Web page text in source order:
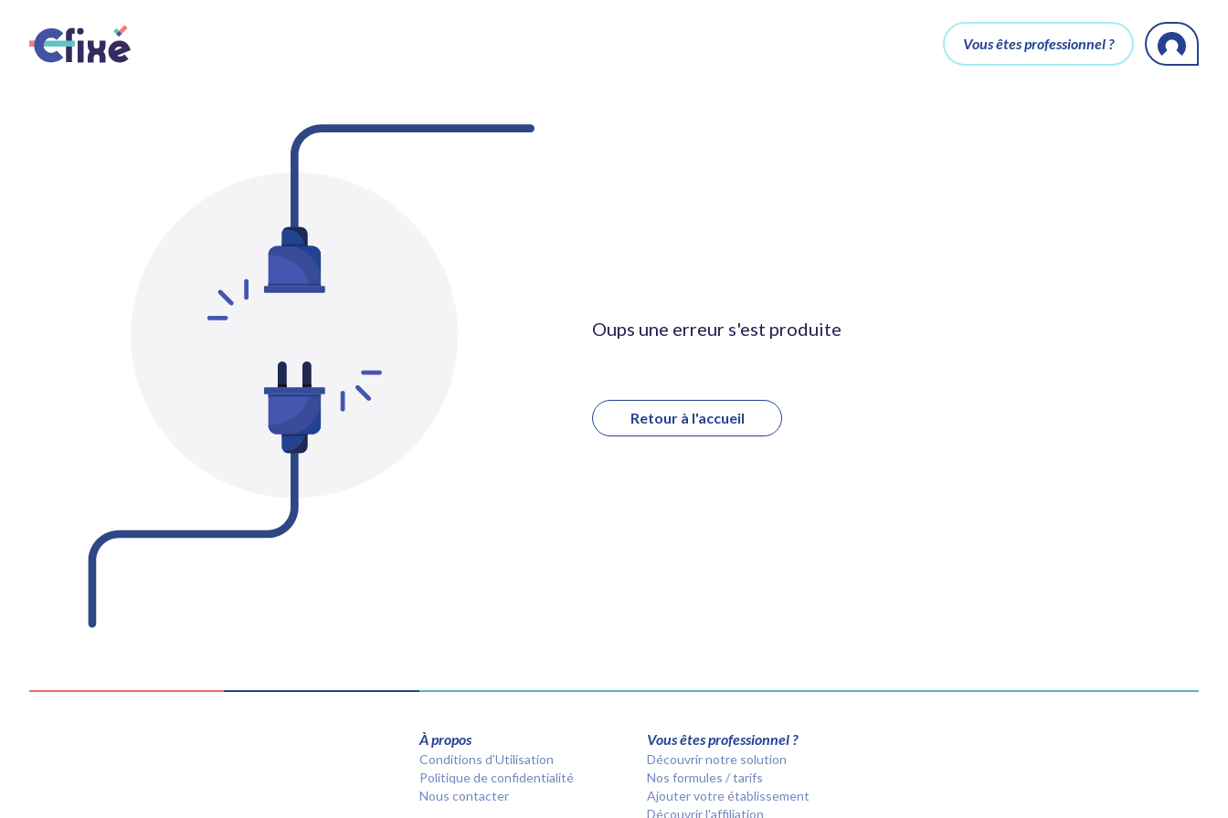
Vous êtes professionnel ?
Oups une erreur s'est produite
Retour à l'accueil
À propos
Conditions d’Utilisation
Politique de confidentialité
Nous contacter
Vous êtes professionnel ?
Découvrir notre solution
Nos formules / tarifs
Ajouter votre établissement
Découvrir l'affiliation